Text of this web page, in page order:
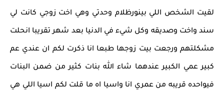
لقيت الشخص اللي بينورظلام وحدتي وهي اخت زوجي كانت لي
سند واخت وصديقه وكل شيء في الدنيا بعد شهر تقريبا انحلت
مشكلتهم ورجعت بيت زوجها طبعا انا ذكرت لكم ان عندي عم
كبير عمي الكبير عندهما شاء الله بنات كثير من ضمن البنات
فيواحده قريبه من عمري انا واسيا اه ما قلت لكم اسيا اللي هي